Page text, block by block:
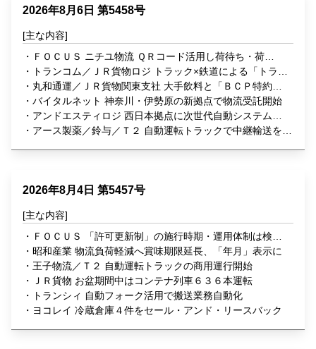
ラ
イ
ン
2026年8月6日 第5458号
ＦＯＣＵＳ ニチユ物流 ＱＲコード活用し荷待ち・荷役
時間を可視化
トランコム／ＪＲ貨物ロジ トラック×鉄道による「トラ∞
レール」構築
丸和通運／ＪＲ貨物関東支社 大手飲料と「ＢＣＰ特約付
鉄道輸送」開始
バイタルネット 神奈川・伊勢原の新拠点で物流受託開始
アンドエスティロジ 西日本拠点に次世代自動システム導
入 アース製薬／鈴与／Ｔ２ 自動運転トラックで中継輸送を実
2026年8月4日 第5457号
ＦＯＣＵＳ 「許可更新制」の施行時期・運用体制は検討
中 昭和産業 物流負荷軽減へ賞味期限延長、「年月」表示に
王子物流／Ｔ２ 自動運転トラックの商用運行開始
ＪＲ貨物 お盆期間中はコンテナ列車６３６本運転
トランシィ 自動フォーク活用で搬送業務自動化
ヨコレイ 冷蔵倉庫４件をセール・アンド・リースバック